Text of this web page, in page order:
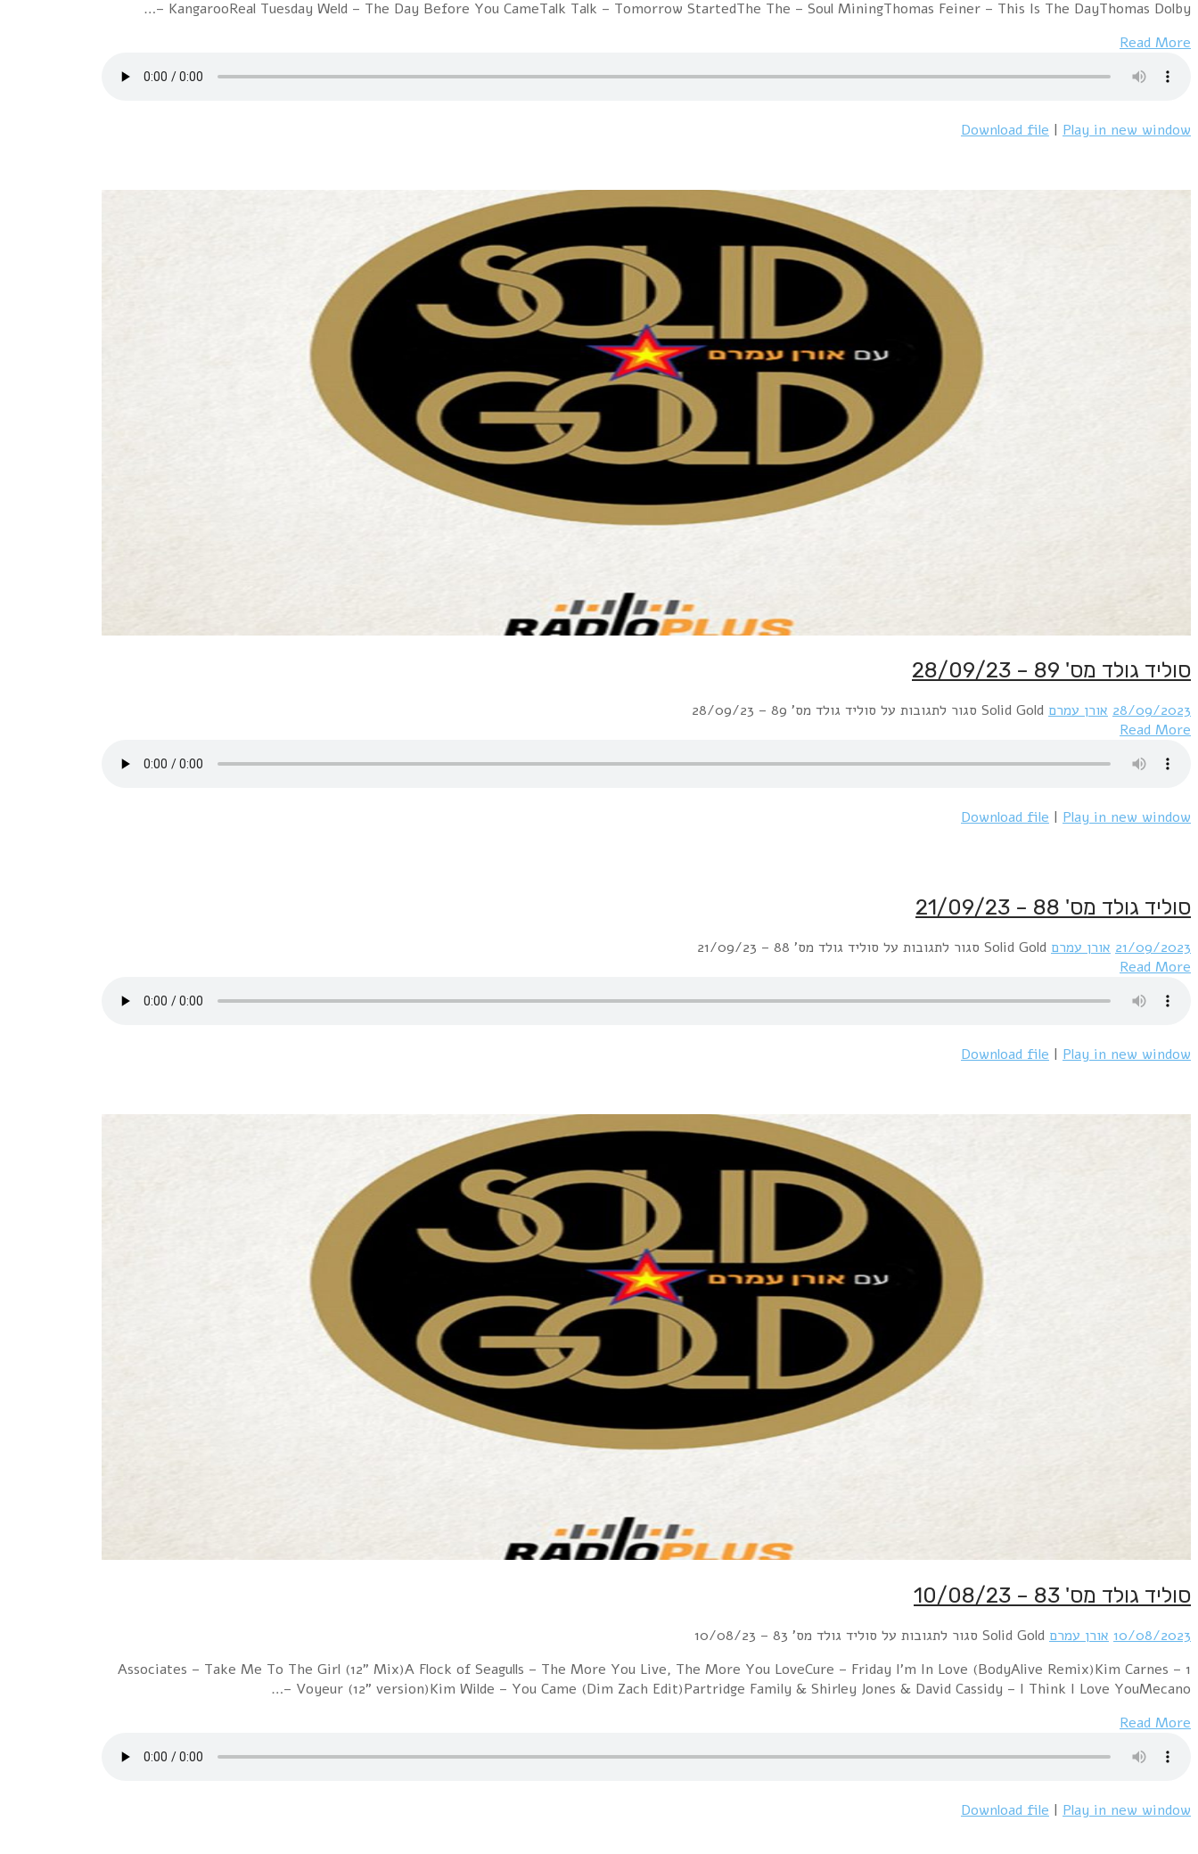
– KangarooReal Tuesday Weld – The Day Before You CameTalk Talk – Tomorrow StartedThe The – Soul MiningThomas Feiner – This Is The DayThomas Dolby…
Read More
Download file | Play in new window
סוליד גולד מס' 89 – 28/09/23
28/09/2023 אורן עמרם Solid Gold סגור לתגובות על סוליד גולד מס' 89 – 28/09/23
Read More
Download file | Play in new window
סוליד גולד מס' 88 – 21/09/23
21/09/2023 אורן עמרם Solid Gold סגור לתגובות על סוליד גולד מס' 88 – 21/09/23
Read More
Download file | Play in new window
סוליד גולד מס' 83 – 10/08/23
10/08/2023 אורן עמרם Solid Gold סגור לתגובות על סוליד גולד מס' 83 – 10/08/23
1 Associates – Take Me To The Girl (12" Mix)A Flock of Seagulls – The More You Live, The More You LoveCure – Friday I'm In Love (BodyAlive Remix)Kim Carnes –
Voyeur (12" version)Kim Wilde – You Came (Dim Zach Edit)Partridge Family & Shirley Jones & David Cassidy – I Think I Love YouMecano –…
Read More
Download file | Play in new window